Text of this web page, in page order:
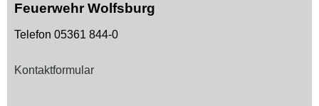
Feuerwehr Wolfsburg
Telefon 05361 844-0
Kontaktformular